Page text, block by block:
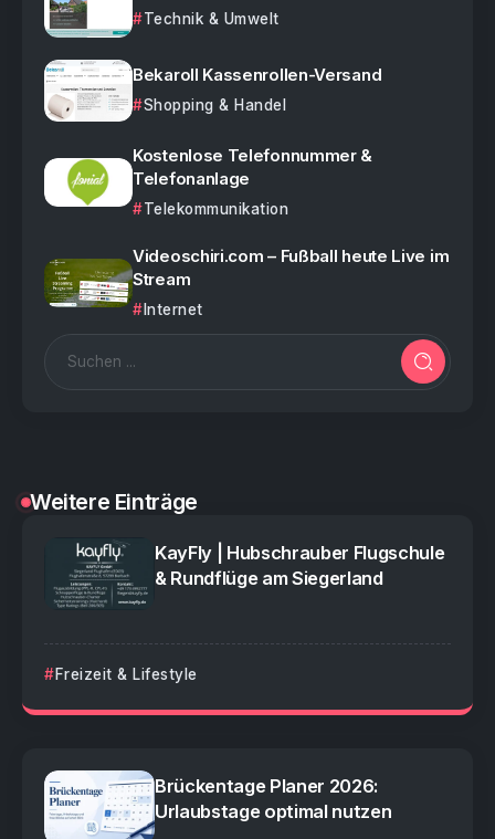
Technik & Umwelt
Bekaroll Kassenrollen-Versand
Shopping & Handel
Kostenlose Telefonnummer &
Telefonanlage
Telekommunikation
Videoschiri.com – Fußball heute Live im
Stream
Internet
Weitere Einträge
KayFly | Hubschrauber Flugschule
& Rundflüge am Siegerland
Freizeit & Lifestyle
Brückentage Planer 2026:
Urlaubstage optimal nutzen